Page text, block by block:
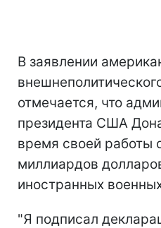
В заявлении
отмечается, что
президента США
время своей работы
миллиардов
иностранных
"Я подписал